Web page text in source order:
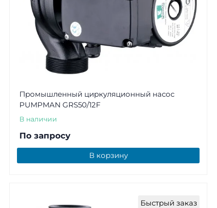
Промышленный циркуляционный насос
PUMPMAN GRS50/12F
В наличии
По запросу
В корзину
Быстрый заказ